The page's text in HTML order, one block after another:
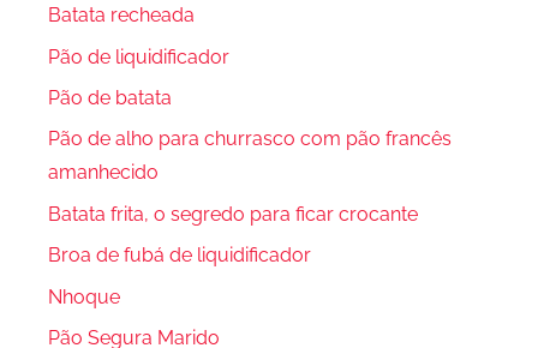
Batata recheada
Pão de liquidificador
Pão de batata
Pão de alho para churrasco com pão francês
amanhecido
Batata frita, o segredo para ficar crocante
Broa de fubá de liquidificador
Nhoque
Pão Segura Marido